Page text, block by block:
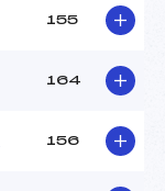
155
164
156